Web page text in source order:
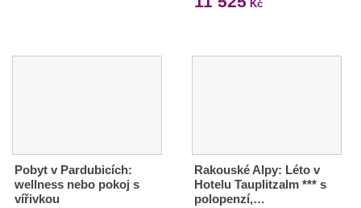
Kč
Pobyt v Pardubicích:
wellness nebo pokoj s
vířivkou
Rakouské Alpy: Léto v
Hotelu Tauplitzalm *** s
polopenzí,…